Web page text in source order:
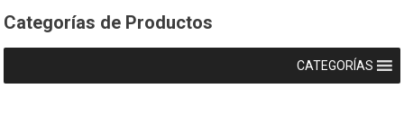
Categorías de Productos
CATEGORÍAS